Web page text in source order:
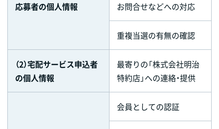
応募者の個人情報
お問合せなどへの対応
重複当選の有無の確認
（2）宅配サービス申込者
の個人情報
最寄りの「株式会社明治
特約店」への連絡・提供
会員としての認証